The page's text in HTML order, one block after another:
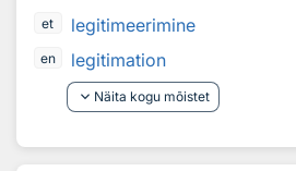
et legitimeerimine
en
legitimation
keyboard_arrow_down Näita kogu mõistet